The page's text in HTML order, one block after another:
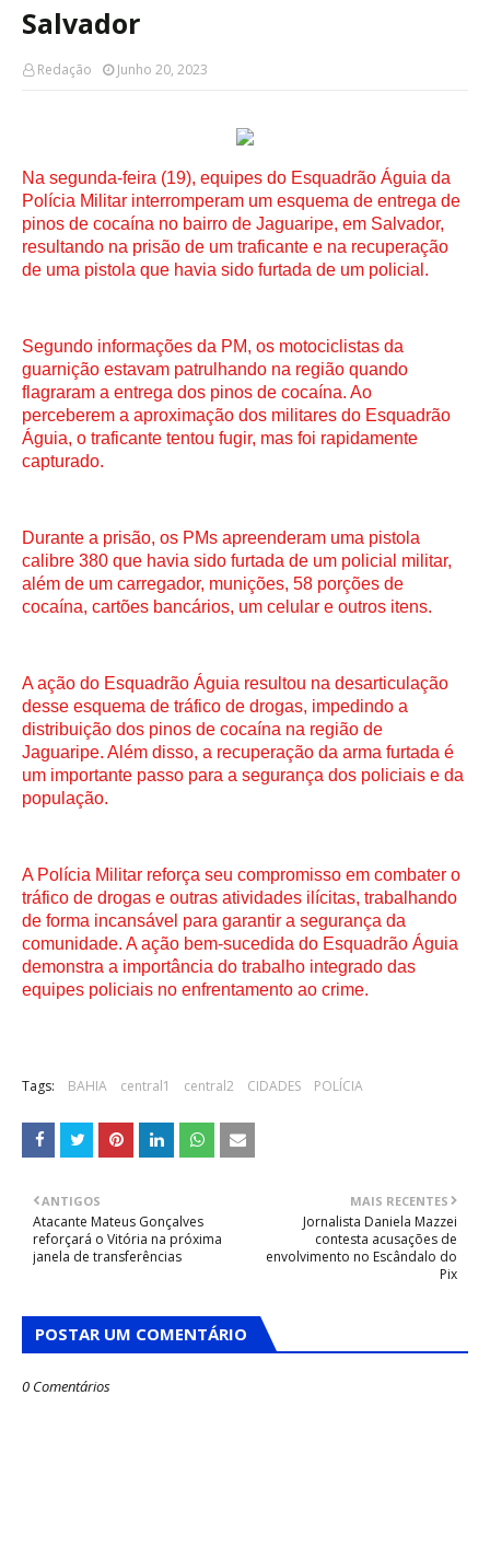
Salvador
Redação Junho 20, 2023
Na segunda-feira (19), equipes do Esquadrão Águia da
Polícia Militar interromperam um esquema de entrega de
pinos de cocaína no bairro de Jaguaripe, em Salvador,
resultando na prisão de um traficante e na recuperação
de uma pistola que havia sido furtada de um policial.
Segundo informações da PM, os motociclistas da
guarnição estavam patrulhando na região quando
flagraram a entrega dos pinos de cocaína. Ao
perceberem a aproximação dos militares do Esquadrão
Águia, o traficante tentou fugir, mas foi rapidamente
capturado.
Durante a prisão, os PMs apreenderam uma pistola
calibre 380 que havia sido furtada de um policial militar,
além de um carregador, munições, 58 porções de
cocaína, cartões bancários, um celular e outros itens.
A ação do Esquadrão Águia resultou na desarticulação
desse esquema de tráfico de drogas, impedindo a
distribuição dos pinos de cocaína na região de
Jaguaripe. Além disso, a recuperação da arma furtada é
um importante passo para a segurança dos policiais e da
população.
A Polícia Militar reforça seu compromisso em combater o
tráfico de drogas e outras atividades ilícitas, trabalhando
de forma incansável para garantir a segurança da
comunidade. A ação bem-sucedida do Esquadrão Águia
demonstra a importância do trabalho integrado das
equipes policiais no enfrentamento ao crime.
Tags: BAHIA central1 central2 CIDADES POLÍCIA
MAIS RECENTES
Jornalista Daniela Mazzei
contesta acusações de
envolvimento no Escândalo do
Pix
ANTIGOS
Atacante Mateus Gonçalves
reforçará o Vitória na próxima
janela de transferências
POSTAR UM COMENTÁRIO
0 Comentários